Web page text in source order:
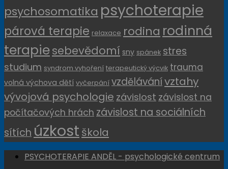
psychosomatika psychoterapie
párová terapie relaxace rodina rodinná
terapiesebevědomí sny spánek stres
studium syndrom vyhoření terapeutický výcvik trauma
volná výchova dětí vyčerpání vzdělávánívztahy
vývojová psychologie závislost závislost na
počítačových hrách závislost na sociálních
sítích úzkost škola
PSYCHOTERAPIE ANDĚL - psychologické centrum